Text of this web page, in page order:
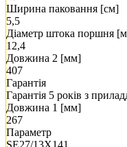
Ширина паковання [см]
5,5
Діаметр штока поршня
12,4
Довжина 2 [мм]
407
Гарантія
Гарантія 5 років з
Довжина 1 [мм]
267
Параметр
SE27/13X141